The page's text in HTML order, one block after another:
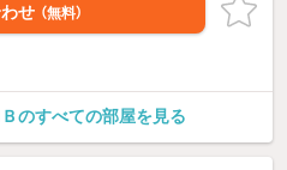
せ （無料）
のすべての部屋を見る